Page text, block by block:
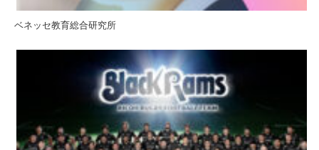
ベネッセ教育総合研究所